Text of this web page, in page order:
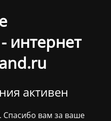
интернет
активен
Спасибо вам за ваше